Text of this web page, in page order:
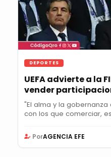
DEPORTES
UEFA advierte a la
vender
"El alma y la
con los que comerciar,
PorAGENCIA EFE